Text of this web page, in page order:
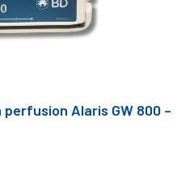
perfusion Alaris GW 800 –